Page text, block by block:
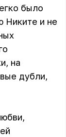
было
Никите и не
на
дубли,